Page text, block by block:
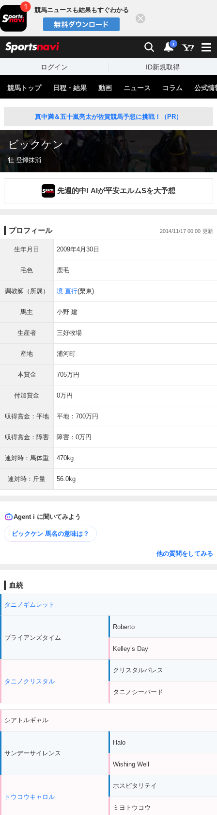
競馬ニュースも結果もすぐわかる
検索 通知
i
ログイン ID新規取得
競馬トップ 日程・結果 動画 ニュース コラム 公式情
真中満＆五十嵐亮太が佐賀競馬予想に挑戦！（PR）
ビックケン
牡 登録抹消
先週的中! AIが平安エルムSを大予想
プロフィール 2014/11/17 00:00
生年月日 2009年4月30日
毛色 鹿毛
調教師（所属） 境 直行(栗東)
馬主 小野 建
生産者 三好牧場
産地 浦河町
本賞金 705万円
付加賞金 0万円
収得賞金：平地 平地：700万円
収得賞金：障害 障害：0万円
連対時：馬体重 470kg
連対時：斤量 56.0kg
Agent i に聞いてみよう
ビックケン 馬名の意味は？
他の質問をしてみる
血統
タニノギムレット
ブライアンズタイム
タニノクリスタル
Roberto
Kelley’s Day
クリスタルパレス
タニノシーバード
シアトルギャル
サンデーサイレンス
トウコウキャロル
Halo
Wishing Well
ホスピタリテイ
ミヨトウコウ